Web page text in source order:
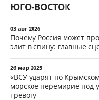
ЮГО-ВОСТОК
03 авг 2026
Почему Россия может
элит в спину: главные
26 мар 2025
«ВСУ ударят по
морское перемирие под
тревогу